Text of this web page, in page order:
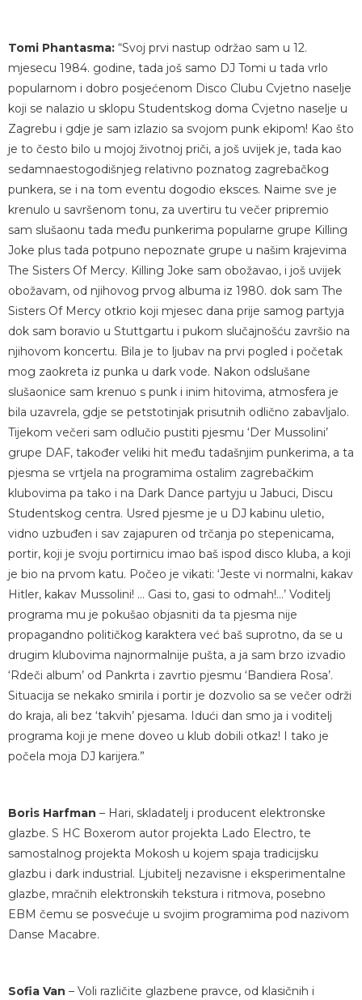
Tomi Phantasma: “Svoj prvi nastup održao sam u 12.
mjesecu 1984. godine, tada još samo DJ Tomi u tada vrlo
popularnom i dobro posjećenom Disco Clubu Cvjetno naselje
koji se nalazio u sklopu Studentskog doma Cvjetno naselje u
Zagrebu i gdje je sam izlazio sa svojom punk ekipom! Kao što
je to često bilo u mojoj životnoj priči, a još uvijek je, tada kao
sedamnaestogodišnjeg relativno poznatog zagrebačkog
punkera, se i na tom eventu dogodio eksces. Naime sve je
krenulo u savršenom tonu, za uvertiru tu večer pripremio
sam slušaonu tada među punkerima popularne grupe Killing
Joke plus tada potpuno nepoznate grupe u našim krajevima
The Sisters Of Mercy. Killing Joke sam obožavao, i još uvijek
obožavam, od njihovog prvog albuma iz 1980. dok sam The
Sisters Of Mercy otkrio koji mjesec dana prije samog partyja
dok sam boravio u Stuttgartu i pukom slučajnošću završio na
njihovom koncertu. Bila je to ljubav na prvi pogled i početak
mog zaokreta iz punka u dark vode. Nakon odslušane
slušaonice sam krenuo s punk i inim hitovima, atmosfera je
bila uzavrela, gdje se petstotinjak prisutnih odlično zabavljalo.
Tijekom večeri sam odlučio pustiti pjesmu ‘Der Mussolini’
grupe DAF, također veliki hit među tadašnjim punkerima, a ta
pjesma se vrtjela na programima ostalim zagrebačkim
klubovima pa tako i na Dark Dance partyju u Jabuci, Discu
Studentskog centra. Usred pjesme je u DJ kabinu uletio,
vidno uzbuđen i sav zajapuren od trčanja po stepenicama,
portir, koji je svoju portirnicu imao baš ispod disco kluba, a koji
je bio na prvom katu. Počeo je vikati: ‘Jeste vi normalni, kakav
Hitler, kakav Mussolini! … Gasi to, gasi to odmah!…’ Voditelj
programa mu je pokušao objasniti da ta pjesma nije
propagandno političkog karaktera već baš suprotno, da se u
drugim klubovima najnormalnije pušta, a ja sam brzo izvadio
‘Rdeči album’ od Pankrta i zavrtio pjesmu ‘Bandiera Rosa’.
Situacija se nekako smirila i portir je dozvolio sa se večer održi
do kraja, ali bez ‘takvih’ pjesama. Idući dan smo ja i voditelj
programa koji je mene doveo u klub dobili otkaz! I tako je
počela moja DJ karijera.”
Boris Harfman – Hari, skladatelj i producent elektronske
glazbe. S HC Boxerom autor projekta Lado Electro, te
samostalnog projekta Mokosh u kojem spaja tradicijsku
glazbu i dark industrial. Ljubitelj nezavisne i eksperimentalne
glazbe, mračnih elektronskih tekstura i ritmova, posebno
EBM čemu se posvećuje u svojim programima pod nazivom
Danse Macabre.
Sofia Van – Voli različite glazbene pravce, od klasičnih i